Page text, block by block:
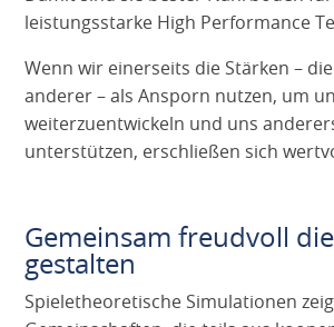
leistungsstarke High Performance
Wenn wir einerseits die Stärken –
anderer – als Ansporn nutzen, um
weiterzuentwickeln und uns
unterstützen, erschließen sich
Gemeinsam freudvoll
gestalten
Spieletheoretische Simulationen